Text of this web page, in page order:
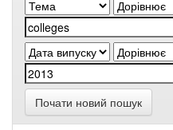
Почати новий пошук